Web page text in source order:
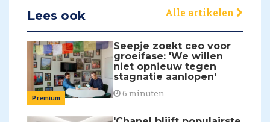
Lees ook Alle artikelen
Premium
Seepje zoekt ceo voor
groeifase: 'We willen
niet opnieuw tegen
stagnatie aanlopen'
6 minuten